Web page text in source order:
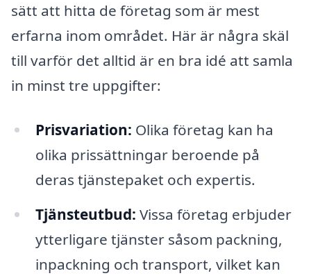
sätt att hitta de företag som är mest
erfarna inom området. Här är några skäl
till varför det alltid är en bra idé att samla
in minst tre uppgifter:
Prisvariation: Olika företag kan ha
olika prissättningar beroende på
deras tjänstepaket och expertis.
Tjänsteutbud: Vissa företag erbjuder
ytterligare tjänster såsom packning,
inpackning och transport, vilket kan